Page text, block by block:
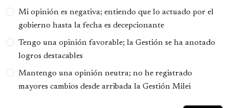
Opciones
Mi opinión es negativa; entiendo que lo actuado por el
gobierno hasta la fecha es decepcionante
Tengo una opinión favorable; la Gestión se ha anotado
logros destacables
Mantengo una opinión neutra; no he registrado
mayores cambios desde arribada la Gestión Milei